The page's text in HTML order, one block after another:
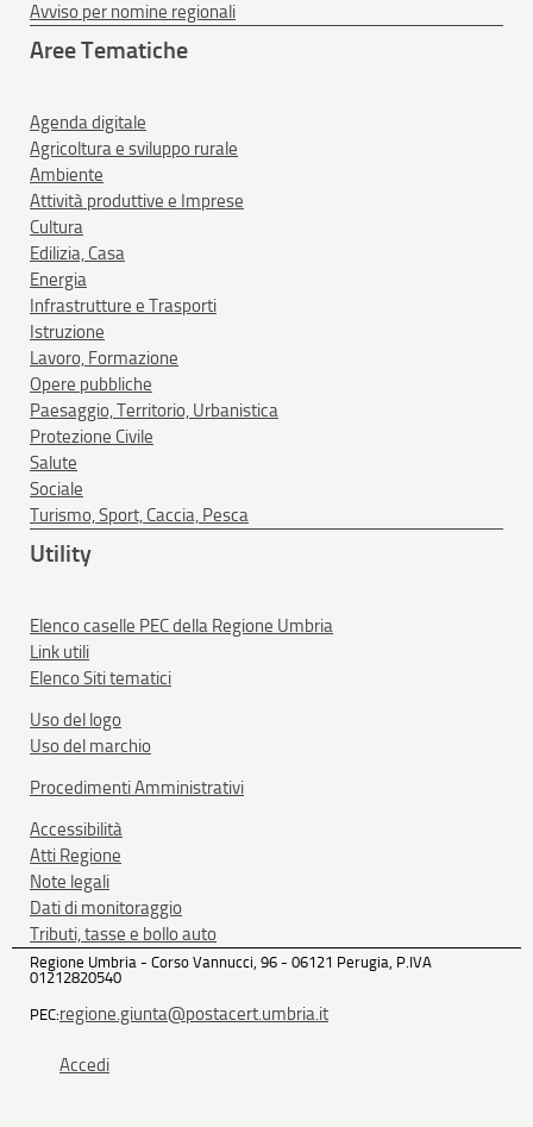
Avviso per nomine regionali
Aree Tematiche
Agenda digitale
Agricoltura e sviluppo rurale
Ambiente
Attività produttive e Imprese
Cultura
Edilizia, Casa
Energia
Infrastrutture e Trasporti
Istruzione
Lavoro, Formazione
Opere pubbliche
Paesaggio, Territorio, Urbanistica
Protezione Civile
Salute
Sociale
Turismo, Sport, Caccia, Pesca
Utility
Elenco caselle PEC della Regione Umbria
Link utili
Elenco Siti tematici
Uso del logo
Uso del marchio
Procedimenti Amministrativi
Accessibilità
Atti Regione
Note legali
Dati di monitoraggio
Tributi, tasse e bollo auto
Regione Umbria - Corso Vannucci, 96 - 06121 Perugia, P.IVA
01212820540
PEC:regione.giunta@postacert.umbria.it
Accedi